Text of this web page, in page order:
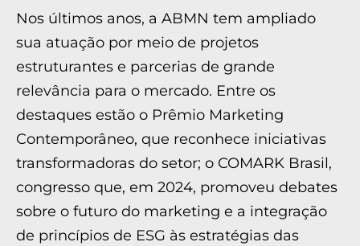
Nos últimos anos, a ABMN tem ampliado
sua atuação por meio de projetos
estruturantes e parcerias de grande
relevância para o mercado. Entre os
destaques estão o Prêmio Marketing
Contemporâneo, que reconhece iniciativas
transformadoras do setor; o COMARK Brasil,
congresso que, em 2024, promoveu debates
sobre o futuro do marketing e a integração
de princípios de ESG às estratégias das